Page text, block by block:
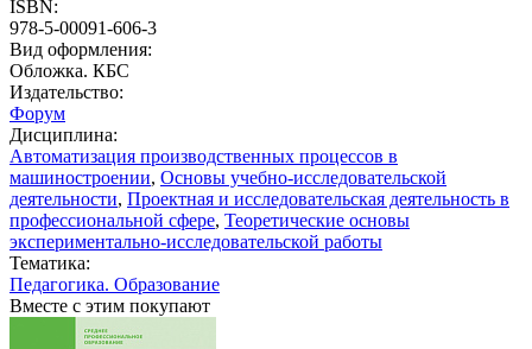
ISBN:
978-5-00091-606-3
Вид оформления:
Обложка. КБС
Издательство:
Форум
Дисциплина:
Автоматизация производственных процессов в
машиностроении, Основы учебно-исследовательской
деятельности, Проектная и исследовательская деятельность в
профессиональной сфере, Теоретические основы
экспериментально-исследовательской работы
Тематика:
Педагогика. Образование
Вместе с этим покупают